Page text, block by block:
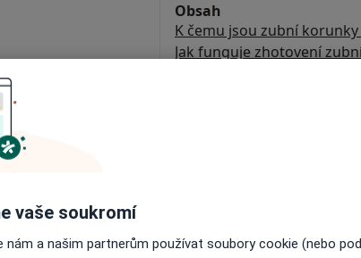
Plzeň
Obsah
K čemu jsou zubní
Jak funguje zhotovení
Zubní korunky:
vaše soukromí
nám a našim partnerům používat soubory cookie (nebo